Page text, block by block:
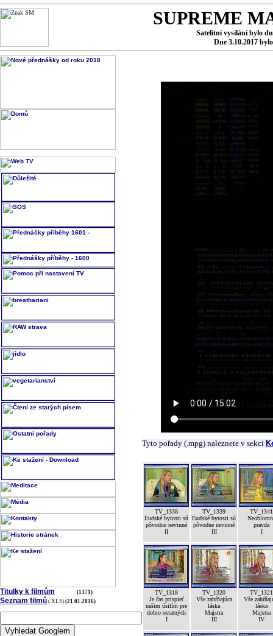
SUPREME
Satelitní vysílání bylo
Dne 3.10.2017
Titulky k filmům (1371)
Seznam filmů (.XLS) (21.01.2016)
Tyto pořady (.mpg) naleznete v sekci
TV_1338
Ľudské bytosti sú
pôvodne nevinné
II
TV_1339
Ľudské bytosti sú
pôvodne nevinné
III
TV_1341
pravda
I
TV_1318
Je čas prispieť
našim úsilím pre
dobro ostatných
I
TV_1320
Vše zahŕňajúca
láska
Majstra
III
TV_1321
Vše
láska
Majstra
IV